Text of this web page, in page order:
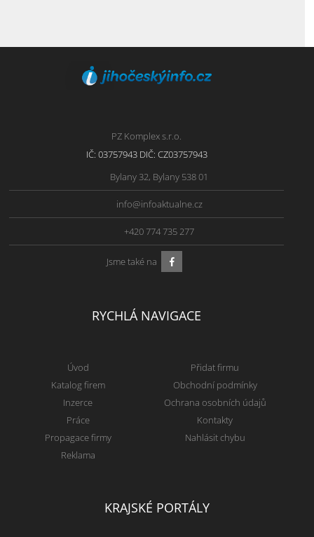
PZ Komplex s.r.o.
IČ: 03757943 DIČ: CZ03757943
Bylany 32, Bylany 538 01
info@infoaktualne.cz
+420 774 735 277
Jsme také na
RYCHLÁ NAVIGACE
Úvod
Katalog firem
Inzerce
Práce
Propagace firmy
Reklama
Přidat firmu
Obchodní podmínky
Ochrana osobních údajů
Kontakty
Nahlásit chybu
KRAJSKÉ PORTÁLY